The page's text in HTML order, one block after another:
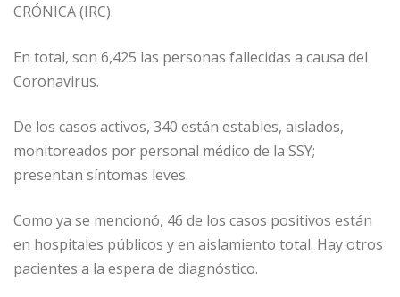
CRÓNICA (IRC).
En total, son 6,425 las personas fallecidas a causa del
Coronavirus.
De los casos activos, 340 están estables, aislados,
monitoreados por personal médico de la SSY;
presentan síntomas leves.
Como ya se mencionó, 46 de los casos positivos están
en hospitales públicos y en aislamiento total. Hay otros
pacientes a la espera de diagnóstico.